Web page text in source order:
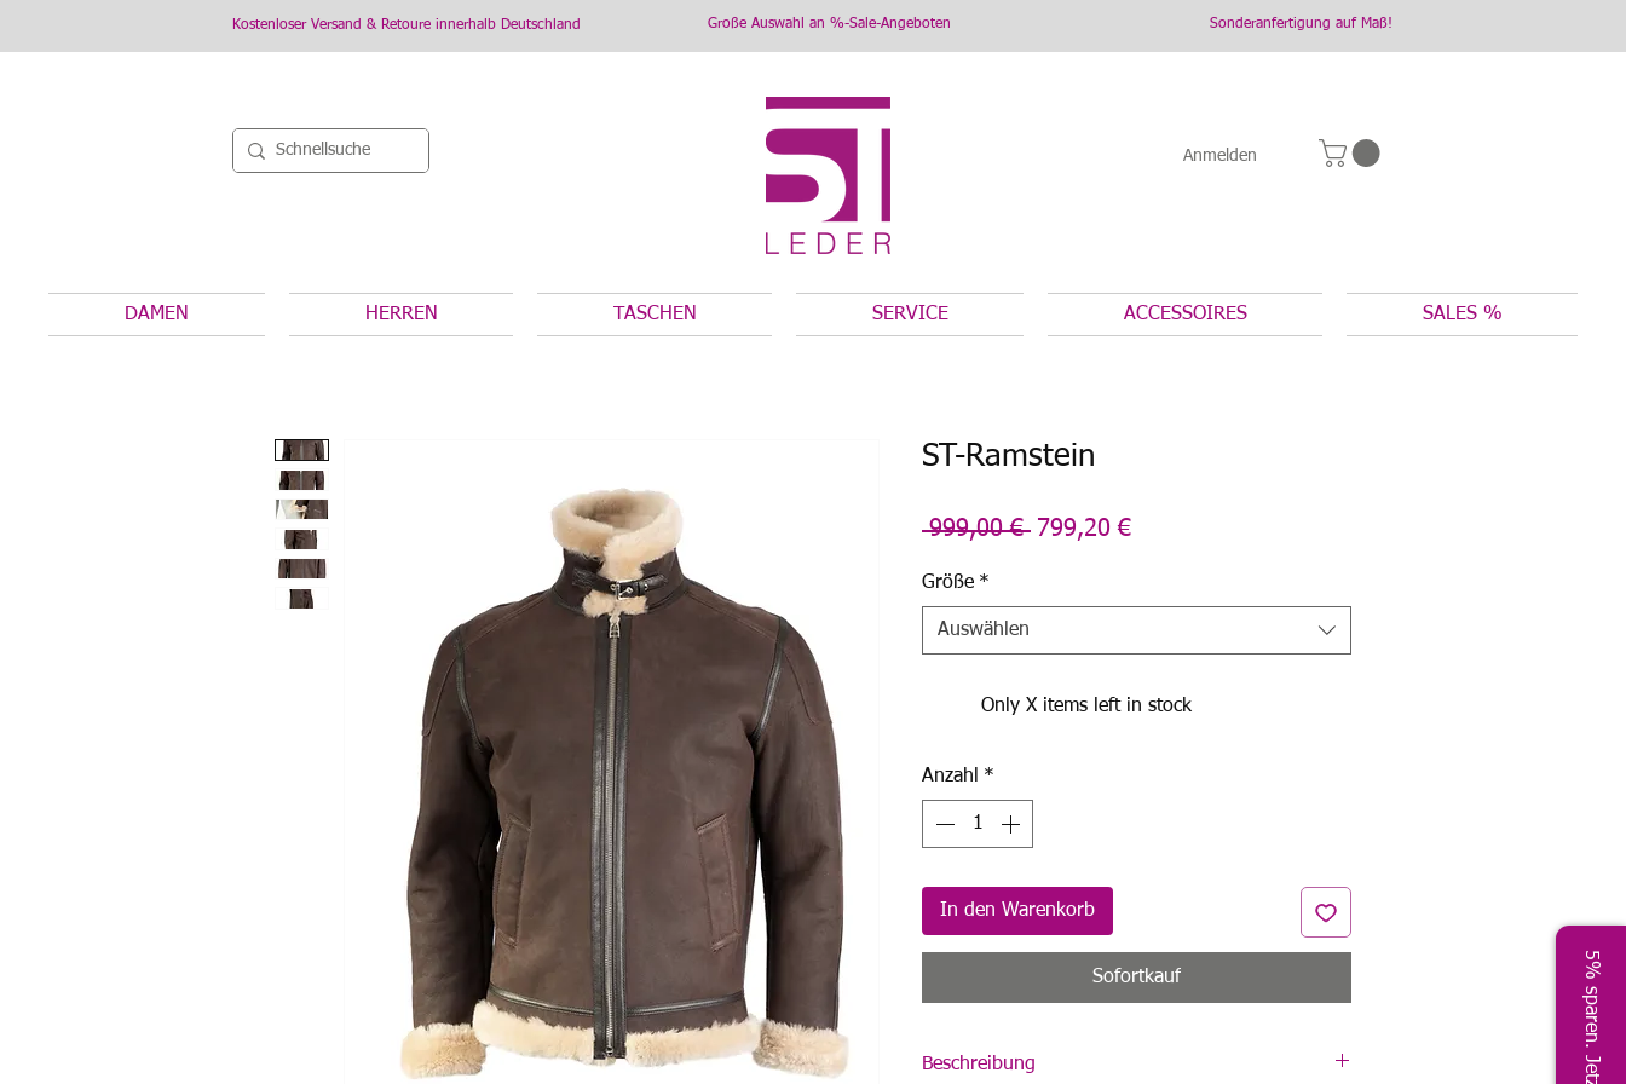
Kostenloser Versand & Retoure innerhalb Deutschland Große Auswahl an %-Sale-Angeboten Sonderanfertigung auf Maß!
Anmelden
DAMEN HERREN TASCHEN SERVICE ACCESSOIRES SALES %
5% sparen. Jetzt!
ST-Ramstein
999,00 € Standardpreis
799,20 €Sale-
Größe *
Auswählen
Only X items left in stock
Anzahl *
In den Warenkorb
Sofortkauf
Beschreibung